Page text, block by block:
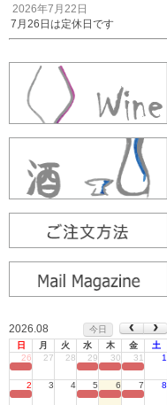
2026年7月22日
7月26日は定休日です
2026.08
今日
日
月 火 水 木 金
土
26
27 28 29 30 31 1
2 3 4 5 6 7 8